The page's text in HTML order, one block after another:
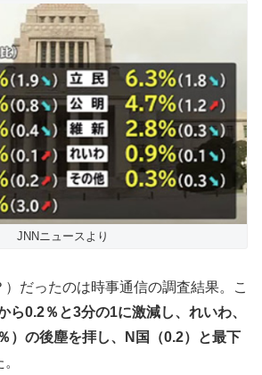
JNNニュースより
だったのは時事通信の調査結果。こ
ら0.2％と3分の1に激減し、れいわ、
）の後塵を拝し、N国（0.2）と最下